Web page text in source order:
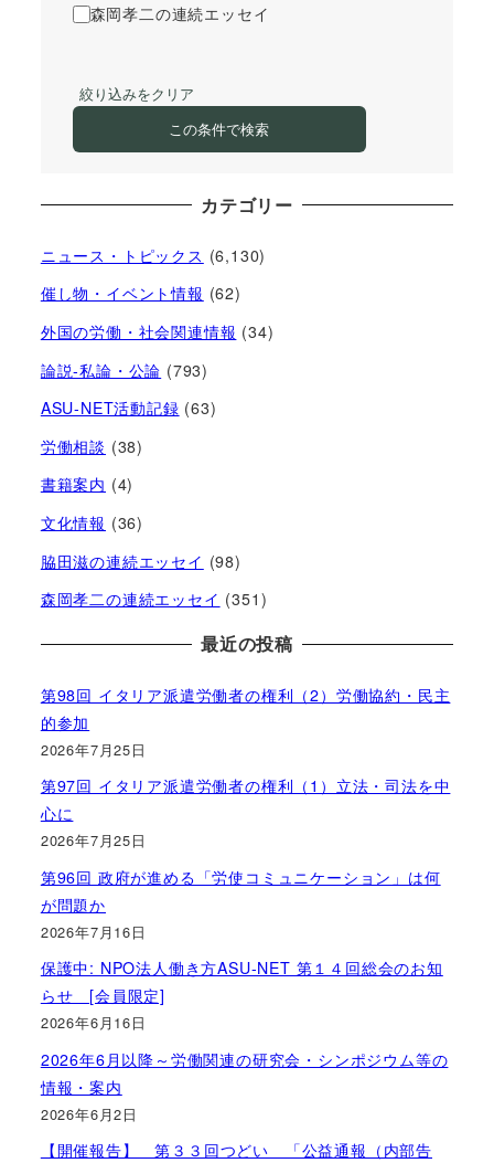
森岡孝二の連続エッセイ
絞り込みをクリア
この条件で検索
カテゴリー
ニュース・トピックス (6,130)
催し物・イベント情報 (62)
外国の労働・社会関連情報 (34)
論説-私論・公論 (793)
ASU-NET活動記録 (63)
労働相談 (38)
書籍案内 (4)
文化情報 (36)
脇田滋の連続エッセイ (98)
森岡孝二の連続エッセイ (351)
最近の投稿
第98回 イタリア派遣労働者の権利（2）労働協約・民主
的参加
2026年7月25日
第97回 イタリア派遣労働者の権利（1）立法・司法を中
心に
2026年7月25日
第96回 政府が進める「労使コミュニケーション」は何
が問題か
2026年7月16日
保護中: NPO法人働き方ASU-NET 第１４回総会のお知
らせ [会員限定]
2026年6月16日
2026年6月以降～労働関連の研究会・シンポジウム等の
情報・案内
2026年6月2日
【開催報告】 第３３回つどい 「公益通報（内部告